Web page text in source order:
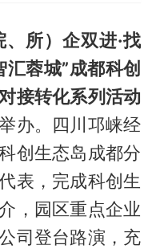
、所）企双进·找
汇蓉城”成都科创
接转化系列活动
办。四川邛崃经
创生态岛成都分
表，完成科创生
，园区重点企业
司登台路演，充